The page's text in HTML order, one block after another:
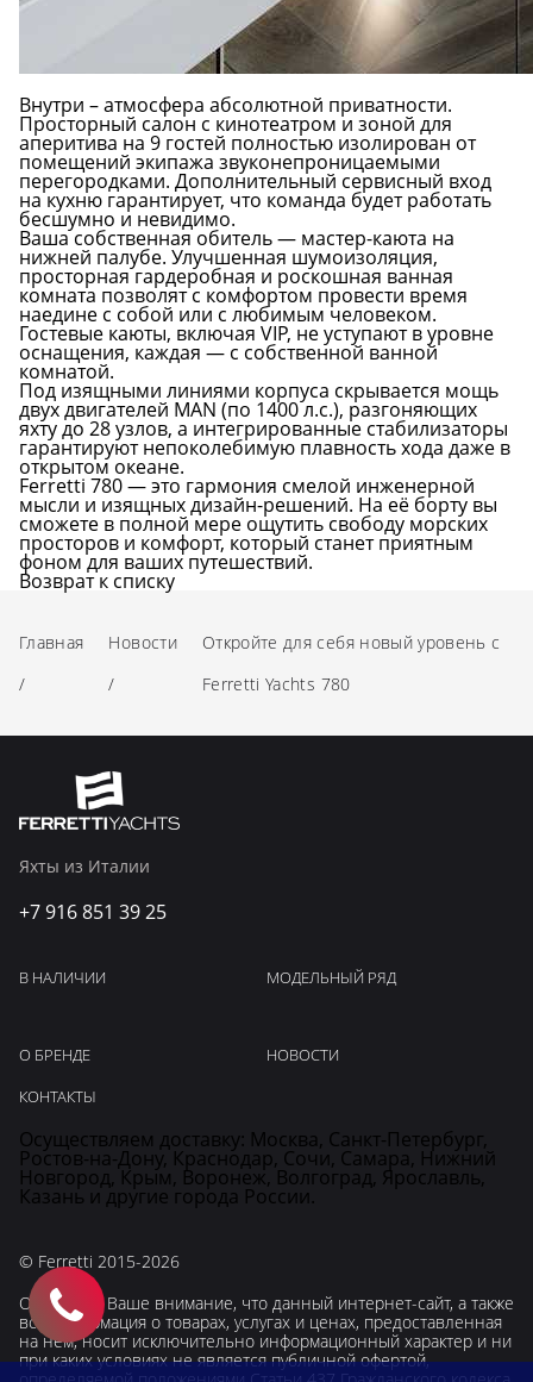
Внутри – атмосфера абсолютной приватности.
Просторный салон с кинотеатром и зоной для
аперитива на 9 гостей полностью изолирован от
помещений экипажа звуконепроницаемыми
перегородками. Дополнительный сервисный вход
на кухню гарантирует, что команда будет работать
бесшумно и невидимо.
Ваша собственная обитель — мастер-каюта на
нижней палубе. Улучшенная шумоизоляция,
просторная гардеробная и роскошная ванная
комната позволят с комфортом провести время
наедине с собой или с любимым человеком.
Гостевые каюты, включая VIP, не уступают в уровне
оснащения, каждая — с собственной ванной
комнатой.
Под изящными линиями корпуса скрывается мощь
двух двигателей MAN (по 1400 л.с.), разгоняющих
яхту до 28 узлов, а интегрированные стабилизаторы
гарантируют непоколебимую плавность хода даже в
открытом океане.
Ferretti 780 — это гармония смелой инженерной
мысли и изящных дизайн-решений. На её борту вы
сможете в полной мере ощутить свободу морских
просторов и комфорт, который станет приятным
фоном для ваших путешествий.
Возврат к списку
Главная
/
Новости
/
Откройте для себя новый уровень с
Ferretti Yachts 780
Яхты из Италии
+7 916 851 39 25
В НАЛИЧИИ МОДЕЛЬНЫЙ РЯД
О БРЕНДЕ
НОВОСТИ
КОНТАКТЫ
Осуществляем доставку: Москва, Санкт-Петербург,
Ростов-на-Дону, Краснодар, Сочи, Самара, Нижний
Новгород, Крым, Воронеж, Волгоград, Ярославль,
Казань и другие города России.
© Ferretti 2015-2026
Обращаем Ваше внимание, что данный интернет-сайт, а также
вся информация о товарах, услугах и ценах, предоставленная
на нём, носит исключительно информационный характер и ни
при каких условиях не является публичной офертой,